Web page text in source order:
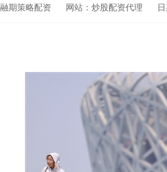
期策略配资 网站：炒股配资代理